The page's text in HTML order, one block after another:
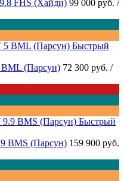
FHS (Хайди) 99 000 руб. /
Быстрый
(Парсун) 72 300 руб. /
Быстрый
BMS (Парсун) 159 900 руб.